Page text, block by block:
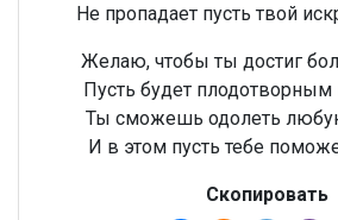
Не пропадает пусть твой
Желаю, чтобы ты достиг
Пусть будет
Ты сможешь одолеть
И в этом пусть тебе
Скопировать